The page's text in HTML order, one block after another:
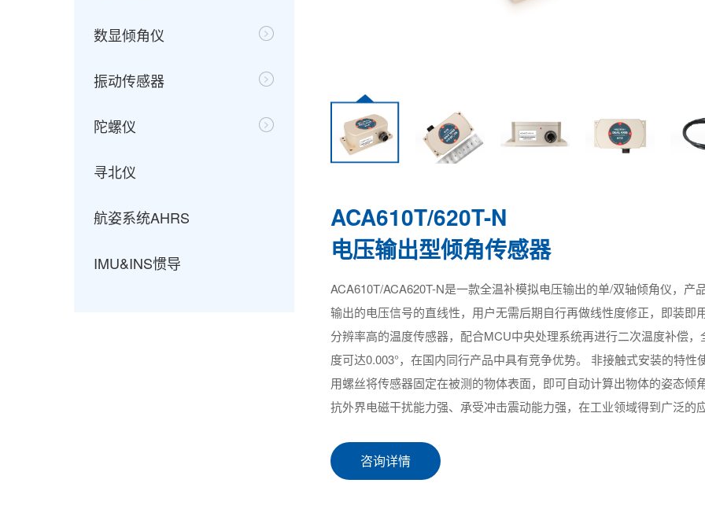
数显倾角仪
振动传感器
陀螺仪
寻北仪
航姿系统AHRS
IMU&INS惯导
ACA610T/620T-N
电压输出型倾角传感器
ACA610T/ACA620T-N是一款全温补模拟电压输出的单/双轴倾角仪，
输出的电压信号的直线性，用户无需后期自行再做线性度修正，即装即
分辨率高的温度传感器，配合MCU中央处理系统再进行二次温度补偿
度可达0.003°，在国内同行产品中具有竞争优势。 非接触式安装的特
用螺丝将传感器固定在被测的物体表面，即可自动计算出物体的姿态
抗外界电磁干扰能力强、承受冲击震动能力强，在工业领域得到广泛的
咨询详情